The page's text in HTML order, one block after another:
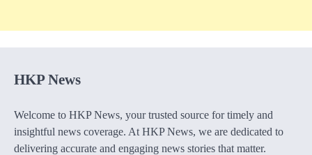
HKP News
Welcome to HKP News, your trusted source for timely and
insightful news coverage. At HKP News, we are dedicated to
delivering accurate and engaging news stories that matter.